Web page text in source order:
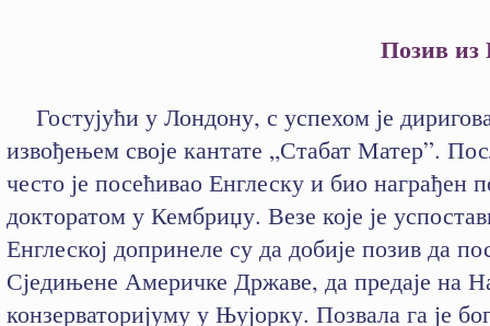
Позив из
Гостујући у Лондону, с успехом је
извођењем своје кантате „Стабат Матер”.
често је посећивао Енглеску и био награђен
докторатом у Кембриџу. Везе које је
Енглеској допринеле су да добије позив да
Сједињене Америчке Државе, да предаје на
конзерваторијуму у Њујорку. Позвала га је